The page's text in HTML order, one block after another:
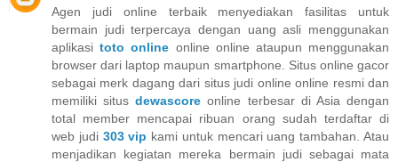
Agen judi online terbaik menyediakan fasilitas untuk
bermain judi terpercaya dengan uang asli menggunakan
aplikasitoto online online online ataupun menggunakan
browser dari laptop maupun smartphone. Situs online gacor
sebagai merk dagang dari situs judi online online resmi dan
memiliki situsdewascore online terbesar di Asia dengan
total member mencapai ribuan orang sudah terdaftar di
web judi 303 vip kami untuk mencari uang tambahan. Atau
menjadikan kegiatan mereka bermain judi sebagai mata